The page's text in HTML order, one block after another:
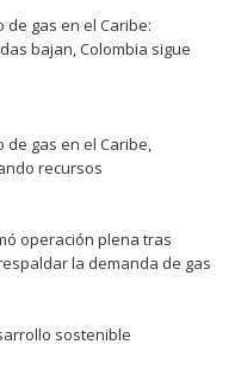
gas en el Caribe:
bajan, Colombia sigue
gas en el Caribe,
recursos
operación plena tras
la demanda de gas
sostenible